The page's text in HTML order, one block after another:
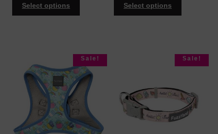
Select options Select options
Sale! Sale!